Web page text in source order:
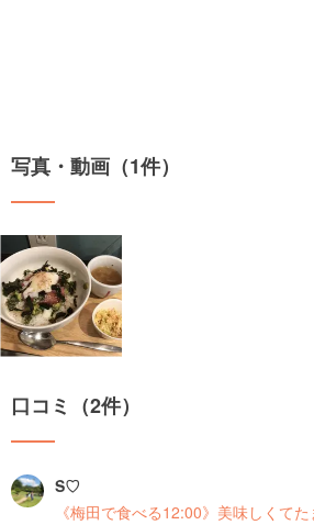
写真・動画（1件）
口コミ（2件）
S♡
《梅田で食べる12:00》美味しくて